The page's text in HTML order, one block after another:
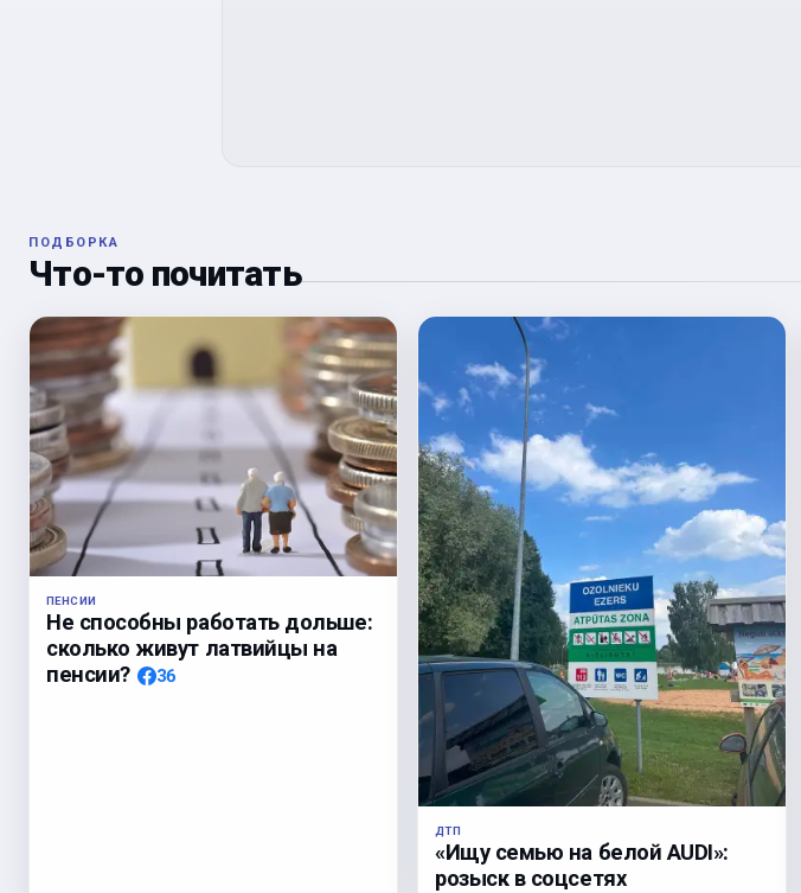
ПОДБОРКА
Что-то почитать
ПЕНСИИ
Не способны работать дольше:
сколько живут латвийцы на
пенсии?
36
ДТП
«Ищу семью на белой AUDI»:
розыск в соцсетях